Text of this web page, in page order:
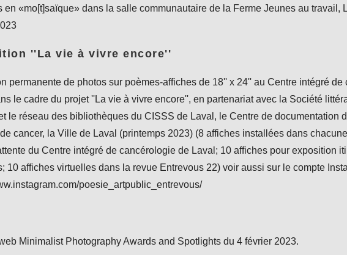
en «mo[t]saïque» dans la salle communautaire de la Ferme Jeunes au travail,
''La vie à vivre encore''
permanente de photos sur poèmes-affiches de 18'' x 24'' au Centre intégré de
le cadre du projet ''La vie à vivre encore'', en partenariat avec la Société
le réseau des bibliothèques du CISSS de Laval, le Centre de documentation
cancer, la Ville de Laval (printemps 2023) (8 affiches installées dans
du Centre intégré de cancérologie de Laval; 10 affiches pour exposition
10 affiches virtuelles dans la revue Entrevous 22) voir aussi sur le compte
poesie_artpublic_entrevous/
Minimalist Photography Awards and Spotlights du 4 février 2023.